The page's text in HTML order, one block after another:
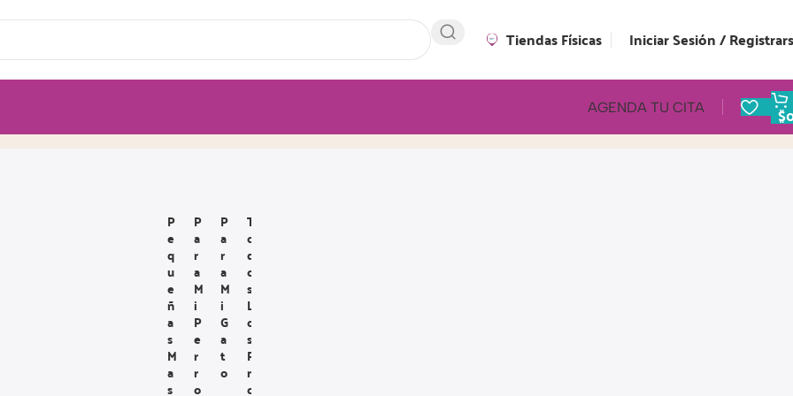
Tiendas Físicas Iniciar Sesión /
AGENDA TU CITA $
P
E
Q
U
E
Ñ
A
S
M
A
S
P
A
R
A
M
I
P
E
R
R
O
P
A
R
A
M
I
G
A
T
O
T
O
D
O
S
L
O
S
P
R
O